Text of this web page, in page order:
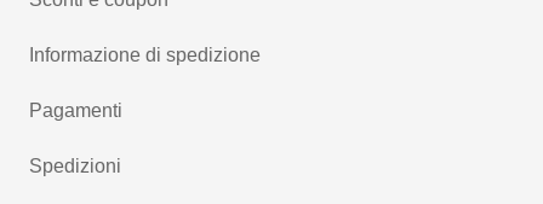
Informazione di spedizione
Pagamenti
Spedizioni